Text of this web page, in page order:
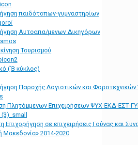
παιδότοπων-γυμναστηρίων
Αυτοαπα/μενων Δικηγόρων
Τουρισμού
(΄Β κύκλος)
Παροχής Λογιστικών και
Πλητόμμενων Επιχειρήσεων ΨΥΧ-ΕΚΔ-ΕΣΤ-
Επιχορήγηση σε επιχειρήσεις Γούνας και
Μακεδονία» 2014-2020